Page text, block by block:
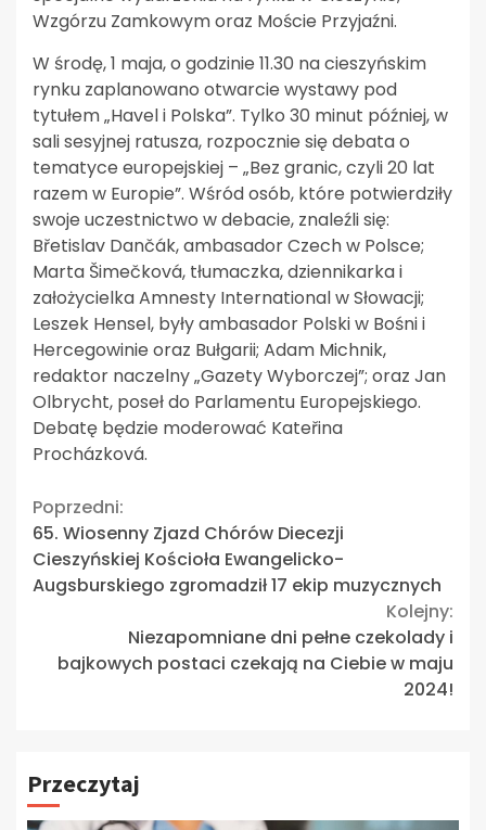
Wzgórzu Zamkowym oraz Moście Przyjaźni.
W środę, 1 maja, o godzinie 11.30 na cieszyńskim
rynku zaplanowano otwarcie wystawy pod
tytułem „Havel i Polska”. Tylko 30 minut później, w
sali sesyjnej ratusza, rozpocznie się debata o
tematyce europejskiej – „Bez granic, czyli 20 lat
razem w Europie”. Wśród osób, które potwierdziły
swoje uczestnictwo w debacie, znaleźli się:
Břetislav Dančák, ambasador Czech w Polsce;
Marta Šimečková, tłumaczka, dziennikarka i
założycielka Amnesty International w Słowacji;
Leszek Hensel, były ambasador Polski w Bośni i
Hercegowinie oraz Bułgarii; Adam Michnik,
redaktor naczelny „Gazety Wyborczej”; oraz Jan
Olbrycht, poseł do Parlamentu Europejskiego.
Debatę będzie moderować Kateřina
Procházková.
Continue
Reading
Poprzedni:
65. Wiosenny Zjazd Chórów Diecezji
Cieszyńskiej Kościoła Ewangelicko-
Augsburskiego zgromadził 17 ekip muzycznych
Kolejny:
Niezapomniane dni pełne czekolady i
bajkowych postaci czekają na Ciebie w maju
2024!
Przeczytaj